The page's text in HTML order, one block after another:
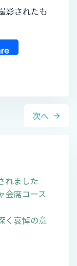
影されたも
次へ
れました
会席コース
く哀悼の意